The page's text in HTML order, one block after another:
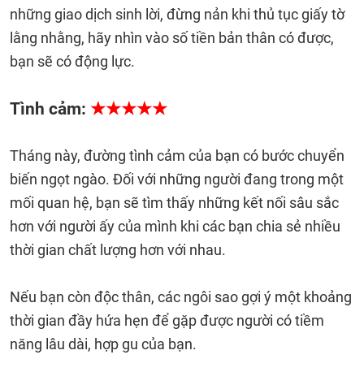
những giao dịch sinh lời, đừng nản khi thủ tục giấy tờ
lằng nhằng, hãy nhìn vào số tiền bản thân có được,
bạn sẽ có động lực.
Tình cảm: ★★★★★
Tháng này, đường tình cảm của bạn có bước chuyển
biến ngọt ngào. Đối với những người đang trong một
mối quan hệ, bạn sẽ tìm thấy những kết nối sâu sắc
hơn với người ấy của mình khi các bạn chia sẻ nhiều
thời gian chất lượng hơn với nhau.
Nếu bạn còn độc thân, các ngôi sao gợi ý một khoảng
thời gian đầy hứa hẹn để gặp được người có tiềm
năng lâu dài, hợp gu của bạn.